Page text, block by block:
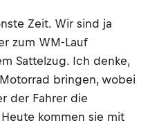
Zeit. Wir sind ja
zum WM-Lauf
Sattelzug. Ich denke,
bringen, wobei
der Fahrer die
kommen sie mit